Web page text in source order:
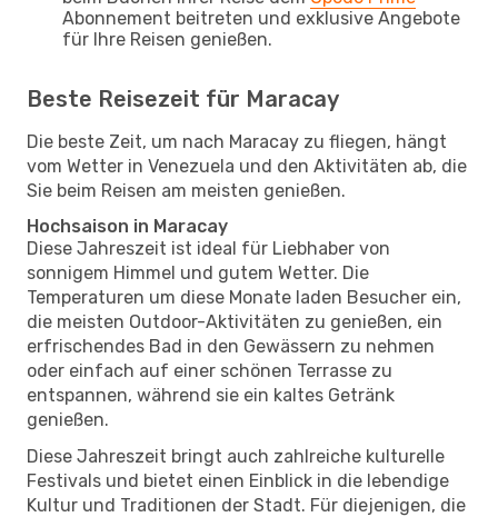
Abonnement beitreten und exklusive Angebote
für Ihre Reisen genießen.
Beste Reisezeit für Maracay
Die beste Zeit, um nach Maracay zu fliegen, hängt
vom Wetter in Venezuela und den Aktivitäten ab, die
Sie beim Reisen am meisten genießen.
Hochsaison in Maracay
Diese Jahreszeit ist ideal für Liebhaber von
sonnigem Himmel und gutem Wetter. Die
Temperaturen um diese Monate laden Besucher ein,
die meisten Outdoor-Aktivitäten zu genießen, ein
erfrischendes Bad in den Gewässern zu nehmen
oder einfach auf einer schönen Terrasse zu
entspannen, während sie ein kaltes Getränk
genießen.
Diese Jahreszeit bringt auch zahlreiche kulturelle
Festivals und bietet einen Einblick in die lebendige
Kultur und Traditionen der Stadt. Für diejenigen, die